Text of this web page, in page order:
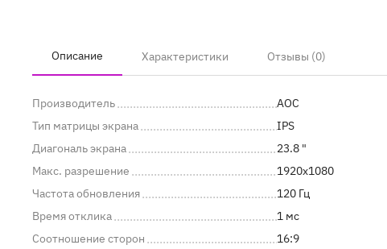
Описание Характеристики Отзывы (0)
Производитель
AOC
Тип матрицы экрана
IPS
Диагональ экрана
23.8 "
Макс. разрешение
1920x1080
Частота обновления
120 Гц
Время отклика
1 мс
Соотношение сторон
16:9